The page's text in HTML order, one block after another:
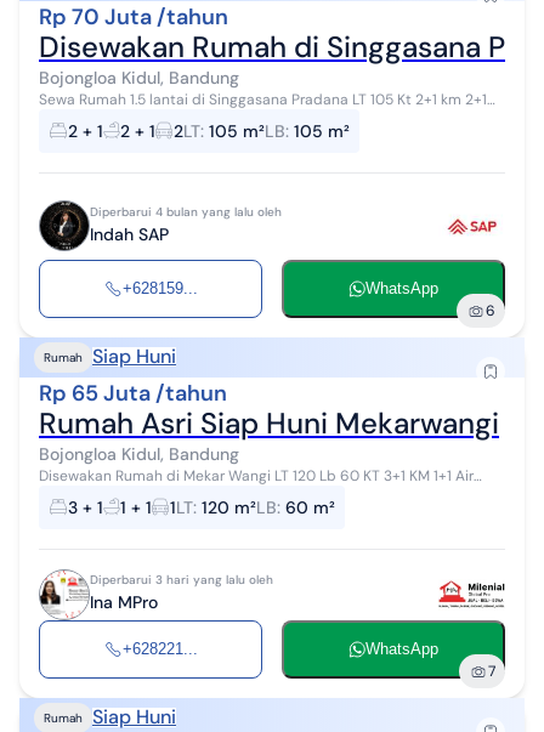
Rp 70 Juta /tahun
Disewakan Rumah di Singgasana
Bojongloa Kidul, Bandung
Sewa Rumah 1.5 lantai di Singgasana Pradana LT 105 Kt 2+1 km 2+1
Kamar utama ada kamar mandi dalam Di atas ada kamar untuk art
Hadap selatan Ca...
2 + 1 2 + 1 2LT: 105 m²LB: 105 m²
Diperbarui 4 bulan yang lalu oleh
Indah SAP
+628159... WhatsApp
6
Rumah Siap Huni
Rp 65 Juta /tahun
Rumah Asri Siap Huni Mekarwangi
Bojongloa Kidul, Bandung
Disewakan Rumah di Mekar Wangi LT 120 Lb 60 KT 3+1 KM 1+1 Air
Artesis Listrik 2200 watt token Carport 2 1,5 lantai AC 2 Water
heater 1 Kulkas 1 K...
3 + 1 1 + 1 1LT: 120 m²LB: 60 m²
Diperbarui 3 hari yang lalu oleh
Ina MPro
+628221... WhatsApp
7
Rumah Siap Huni